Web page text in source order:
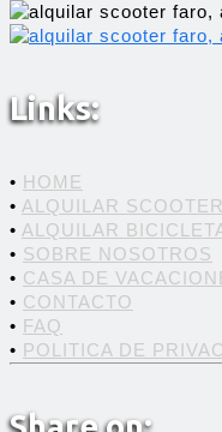
Links:
• HOME
• ALQUILAR SCOOTER
• ALQUILAR
• SOBRE NOSOTROS
• CASA DE
• CONTACTO
• FAQ
• POLITICA DE